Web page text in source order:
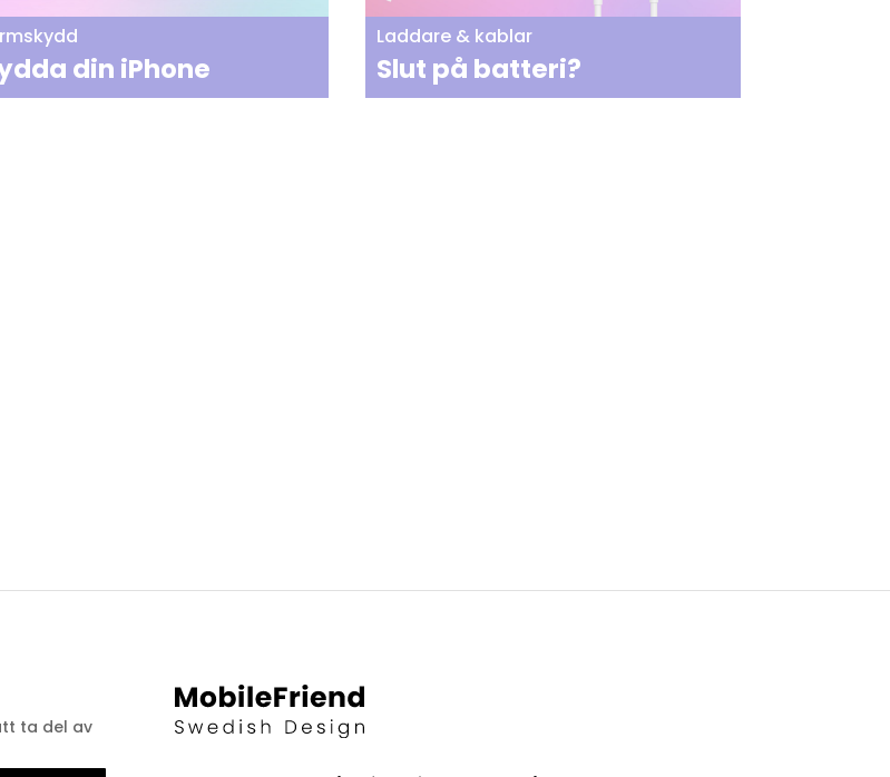
din iPhone
Laddare & kablar
Slut på batteri?
ta del av